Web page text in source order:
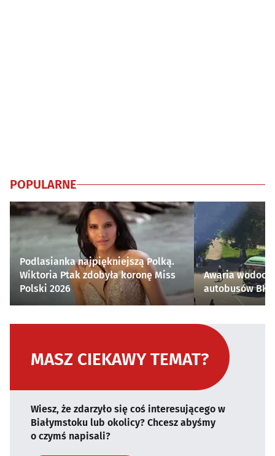
POPULARNE
Podlasianka najpiękniejszą Polką.
Wiktoria Ptak zdobyła koronę Miss
Polski 2026
Awaria
autobusów
MASZ CIEKAWY TEMAT?
Wiesz, że zdarzyło się coś interesującego w
Białymstoku lub okolicy? Chcesz abyśmy
o czymś napisali?